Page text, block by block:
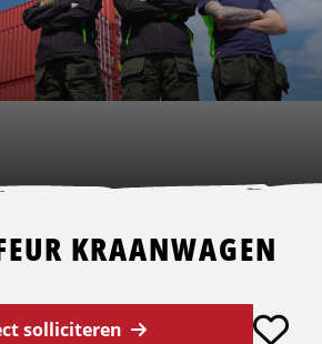
KRAANWAGEN
solliciteren